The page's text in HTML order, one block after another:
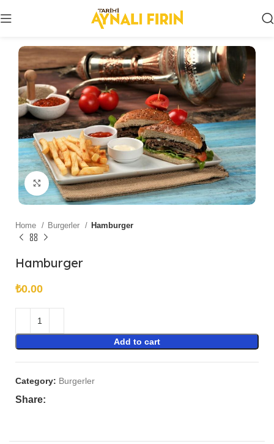
Click to enlarge
Home Burgerler Hamburger
Hamburger
₺
Add to cart
Category: Burgerler
Share: